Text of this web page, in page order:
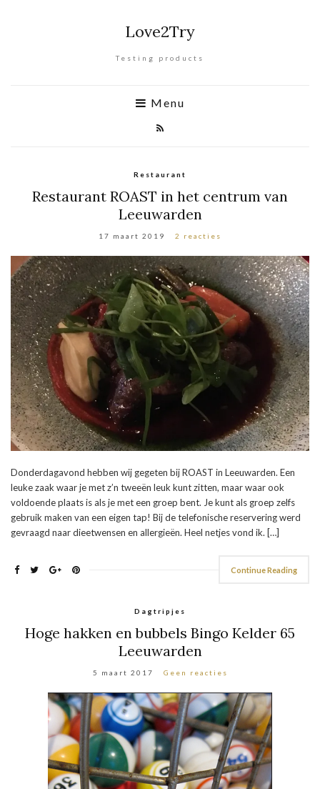
Love2Try
Testing products
Menu
Restaurant
Restaurant ROAST in het centrum van
Leeuwarden
17 maart 2019 2 reacties
Donderdagavond hebben wij gegeten bij ROAST in Leeuwarden. Een
leuke zaak waar je met z’n tweeën leuk kunt zitten, maar waar ook
voldoende plaats is als je met een groep bent. Je kunt als groep zelfs
gebruik maken van een eigen tap! Bij de telefonische reservering werd
gevraagd naar dieetwensen en allergieën. Heel netjes vond ik. […]
Continue Reading
Dagtripjes
Hoge hakken en bubbels Bingo Kelder 65
Leeuwarden
5 maart 2017 Geen reacties